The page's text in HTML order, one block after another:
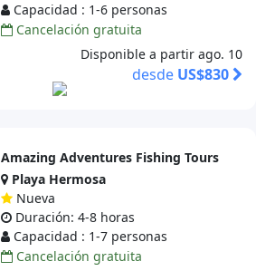
Capacidad : 1-6 personas
Cancelación gratuita
Disponible a partir ago. 10
desde US$830
Amazing Adventures Fishing Tours
Playa Hermosa
Nueva
Duración: 4-8 horas
Capacidad : 1-7 personas
Cancelación gratuita